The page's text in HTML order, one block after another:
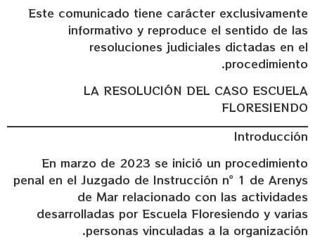
Este comunicado tiene carácter exclusivamente
informativo y reproduce el sentido de las
resoluciones judiciales dictadas en el
procedimiento.
LA RESOLUCIÓN DEL CASO ESCUELA
FLORESIENDO
Introducción
En marzo de 2023 se inició un procedimiento
penal en el Juzgado de Instrucción nº 1 de Arenys
de Mar relacionado con las actividades
desarrolladas por Escuela Floresiendo y varias
personas vinculadas a la organización.